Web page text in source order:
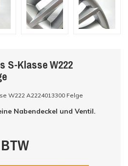
S-Klasse W222
W222 A2224013300 Felge
Nabendeckel und Ventil.